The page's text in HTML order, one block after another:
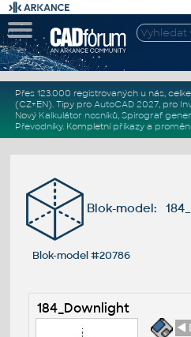
Přes 123.000 registrovaných u nás,
(CZ+EN). Tipy pro AutoCAD 2027, pro
Nový Kalkulátor nosníků, Spirograf
Převodníky. Kompletní příkazya
Blok-model:
Blok-model #20786
184_Downlight
◄